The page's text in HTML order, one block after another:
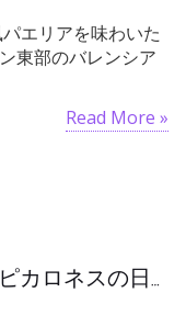
エリアを味わいた
東部のバレンシア
Read More »
ペルー：10月第3金曜日を「ピカロネスの日」に、アイデンティティと農家の経済的活性化に向け